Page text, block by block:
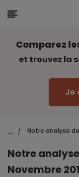
Comparez
et trouvez la
Je
... / Notre analyse
Notre
Novembre